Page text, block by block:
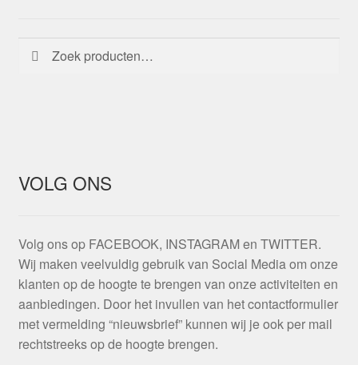
Zoeken
naar:
Zoeken
VOLG ONS
Volg ons op FACEBOOK, INSTAGRAM en TWITTER.
Wij maken veelvuldig gebruik van Social Media om onze
klanten op de hoogte te brengen van onze activiteiten en
aanbiedingen. Door het invullen van het contactformulier
met vermelding “nieuwsbrief” kunnen wij je ook per mail
rechtstreeks op de hoogte brengen.